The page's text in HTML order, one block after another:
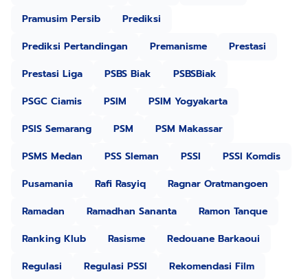
Pramusim Persib
Prediksi
Prediksi Pertandingan
Premanisme
Prestasi
Prestasi Liga
PSBS Biak
PSBSBiak
PSGC Ciamis
PSIM
PSIM Yogyakarta
PSIS Semarang
PSM
PSM Makassar
PSMS Medan
PSS Sleman PSSI
PSSI Komdis
Pusamania
Rafi Rasyiq
Ragnar Oratmangoen
Ramadan
Ramadhan Sananta
Ramon Tanque
Ranking Klub
Rasisme
Redouane Barkaoui
Regulasi
Regulasi PSSI
Rekomendasi Film